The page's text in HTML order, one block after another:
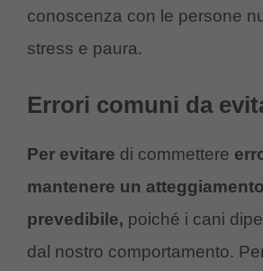
conoscenza con le persone
stress e paura.
Errori comuni da
Per evitare di commettere
mantenere un
prevedibile, poiché i cani
dal nostro comportamento.